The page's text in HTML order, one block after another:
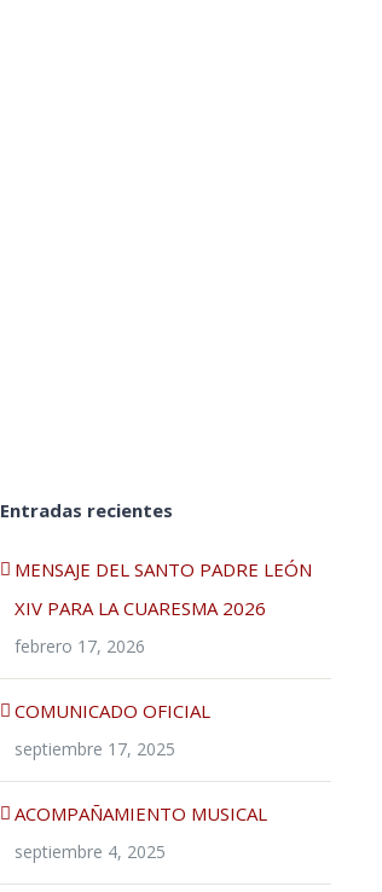
Entradas recientes
MENSAJE DEL SANTO PADRE LEÓN
XIV PARA LA CUARESMA 2026
febrero 17, 2026
COMUNICADO OFICIAL
septiembre 17, 2025
ACOMPAÑAMIENTO MUSICAL
septiembre 4, 2025